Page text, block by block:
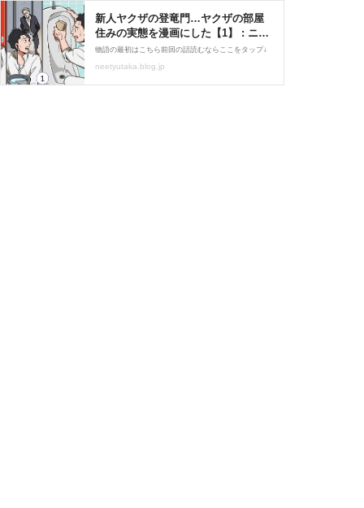
新人ヤクザの登竜門…ヤクザの部屋
住みの実態を漫画にした【1】 : ニー
ト極道「牧村ユタカ」
物語の最初はこちら前回の話読むならここをタップ↓
neetyutaka.blog.jp